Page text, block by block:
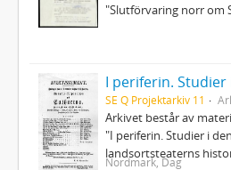
"Slutförvaring norr om
SE Q Projektarkiv 11
Arkivet består av
"I periferin. Studier i
landsortsteaterns
Nordmark, Dag